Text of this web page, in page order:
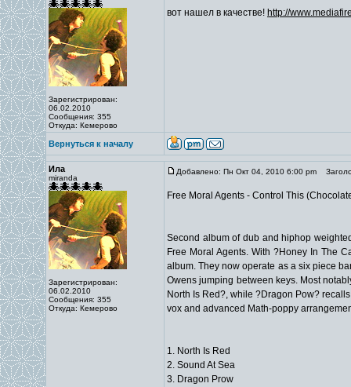
Зарегистрирован:
06.02.2010
Сообщения: 355
Откуда: Кемерово
вот нашел в качестве! http://
Вернуться к началу
Ила
miranda
Зарегистрирован:
06.02.2010
Сообщения: 355
Откуда: Кемерово
Добавлено: Пн Окт 04, 2010 6:00 pm
Free Moral Agents - Control This
Second album of dub and hiphop
Free Moral Agents. With ?Honey In The
album. They now operate as a six piece
Owens jumping between keys. Most
North Is Red?, while ?Dragon Pow?
vox and advanced Math-poppy
1. North Is Red
2. Sound At Sea
3. Dragon Prow